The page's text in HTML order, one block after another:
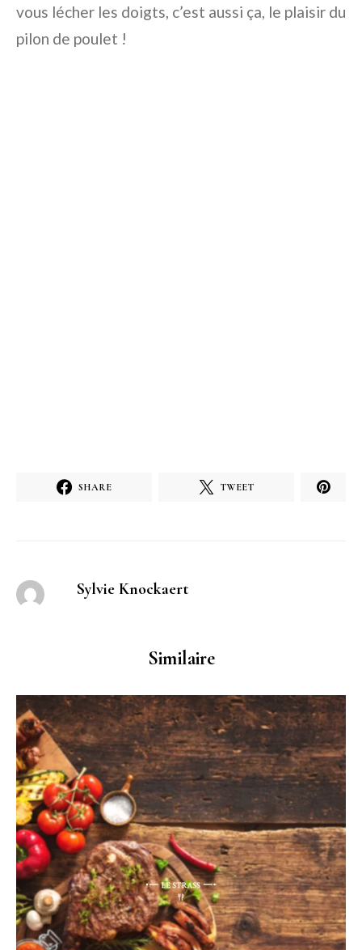
vous lécher les doigts, c’est aussi ça, le plaisir du
pilon de poulet !
SHARE TWEET
Sylvie Knockaert
Similaire